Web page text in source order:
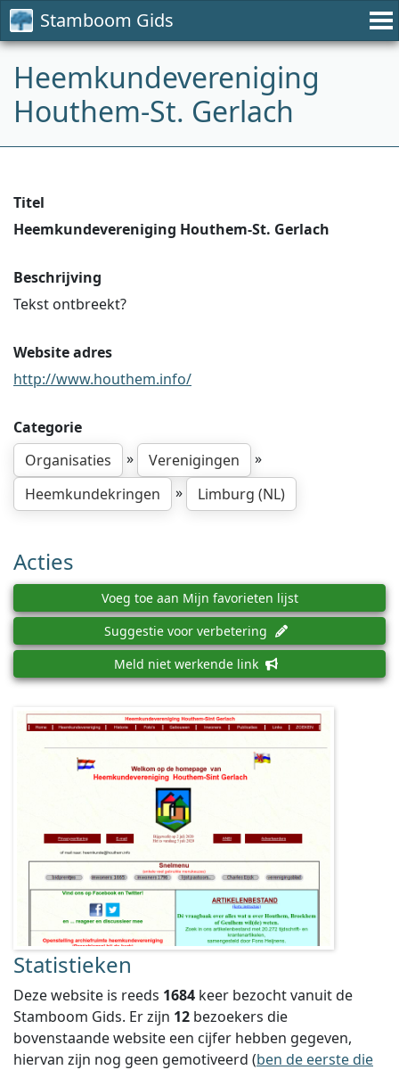
Stamboom Gids
Heemkundevereniging
Houthem-St. Gerlach
Titel
Heemkundevereniging Houthem-St. Gerlach
Beschrijving
Tekst ontbreekt?
Website adres
http://www.houthem.info/
Categorie
Organisaties
» Verenigingen
»
Heemkundekringen
» Limburg (NL)
Acties
Voeg toe aan Mijn favorieten lijst
Suggestie voor verbetering
Meld niet werkende link
Statistieken
Deze website is reeds 1684 keer bezocht vanuit de
Stamboom Gids. Er zijn 12 bezoekers die
bovenstaande website een cijfer hebben gegeven,
hiervan zijn nog geen gemotiveerd (ben de eerste die